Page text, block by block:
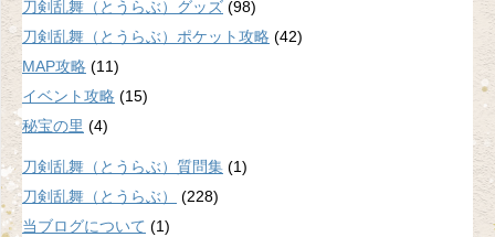
刀剣乱舞（とうらぶ）グッズ (98)
刀剣乱舞（とうらぶ）ポケット攻略 (42)
MAP攻略 (11)
イベント攻略 (15)
秘宝の里 (4)
刀剣乱舞（とうらぶ）質問集 (1)
刀剣乱舞（とうらぶ）
(228)
当ブログについて (1)